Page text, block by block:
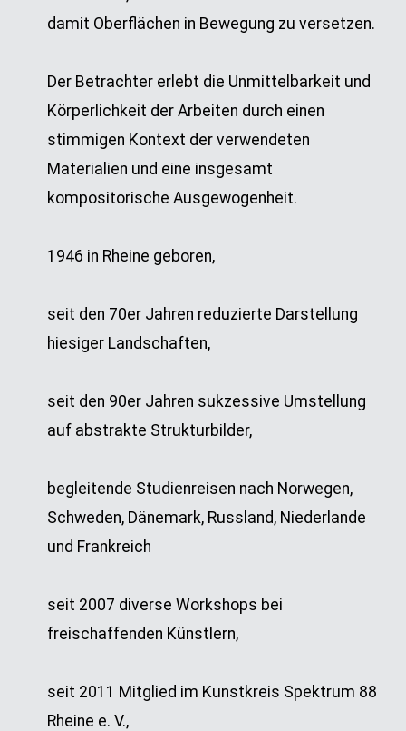
damit Oberflächen in Bewegung zu versetzen.
Der Betrachter erlebt die Unmittelbarkeit und
Körperlichkeit der Arbeiten durch einen
stimmigen Kontext der verwendeten
Materialien und eine insgesamt
kompositorische Ausgewogenheit.
1946 in Rheine geboren,
seit den 70er Jahren reduzierte Darstellung
hiesiger Landschaften,
seit den 90er Jahren sukzessive Umstellung
auf abstrakte Strukturbilder,
begleitende Studienreisen nach Norwegen,
Schweden, Dänemark, Russland, Niederlande
und Frankreich
seit 2007 diverse Workshops bei
freischaffenden Künstlern,
seit 2011 Mitglied im Kunstkreis Spektrum 88
Rheine e. V.,